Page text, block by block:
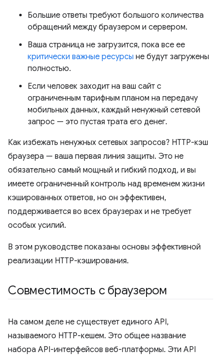
Большие ответы требуют большого количества
обращений между браузером и сервером.
Ваша страница не загрузится, пока все ее
критически важные ресурсы не будут загружены
полностью.
Если человек заходит на ваш сайт с
ограниченным тарифным планом на передачу
мобильных данных, каждый ненужный сетевой
запрос — это пустая трата его денег.
Как избежать ненужных сетевых запросов? HTTP-кэш
браузера — ваша первая линия защиты. Это не
обязательно самый мощный и гибкий подход, и вы
имеете ограниченный контроль над временем жизни
кэшированных ответов, но он эффективен,
поддерживается во всех браузерах и не требует
особых усилий.
В этом руководстве показаны основы эффективной
реализации HTTP-кэширования.
Совместимость с браузером
На самом деле не существует единого API,
называемого HTTP-кешем. Это общее название
набора API-интерфейсов веб-платформы. Эти API